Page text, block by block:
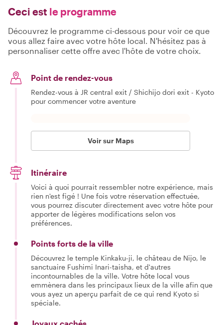
Ceci est le programme
Découvrez le programme ci-dessous pour voir ce que
vous allez faire avec votre hôte local. N'hésitez pas à
personnaliser cette offre avec l'hôte de votre choix.
Point de rendez-vous
Rendez-vous à JR central exit / Shichijo dori exit - Kyoto
pour commencer votre aventure
Voir sur Maps
Itinéraire
Voici à quoi pourrait ressembler notre expérience, mais
rien n'est figé ! Une fois votre réservation effectuée,
vous pourrez discuter directement avec votre hôte pour
apporter de légères modifications selon vos
préférences.
Points forts de la ville
Découvrez le temple Kinkaku-ji, le château de Nijo, le
sanctuaire Fushimi Inari-taisha, et d'autres
incontournables de la ville. Votre hôte local vous
emmènera dans les principaux lieux de la ville afin que
vous ayez un aperçu parfait de ce qui rend Kyoto si
spéciale.
Joyaux cachés